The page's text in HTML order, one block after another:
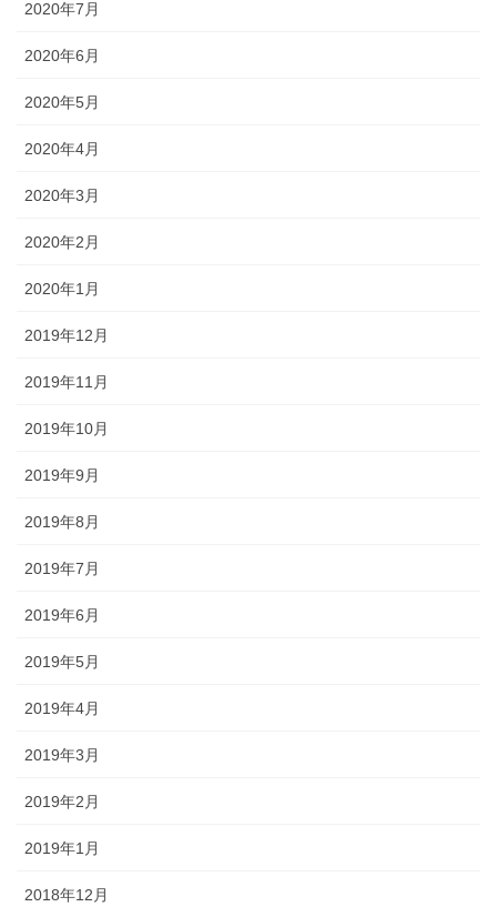
2020年7月
2020年6月
2020年5月
2020年4月
2020年3月
2020年2月
2020年1月
2019年12月
2019年11月
2019年10月
2019年9月
2019年8月
2019年7月
2019年6月
2019年5月
2019年4月
2019年3月
2019年2月
2019年1月
2018年12月